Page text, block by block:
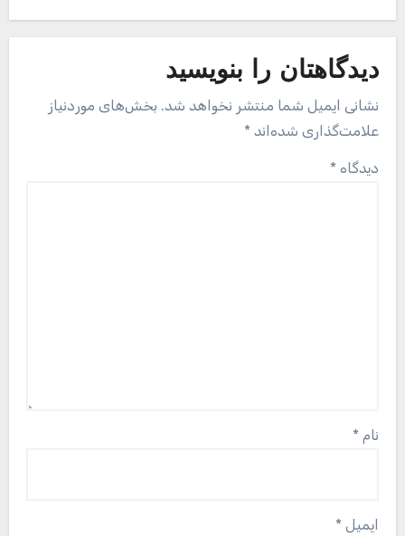
دیدگاهتان را بنویسید
نشانی ایمیل شما منتشر نخواهد شد. بخش‌های موردنیاز
علامت‌گذاری شده‌اند *
دیدگاه *
نام *
ایمیل *